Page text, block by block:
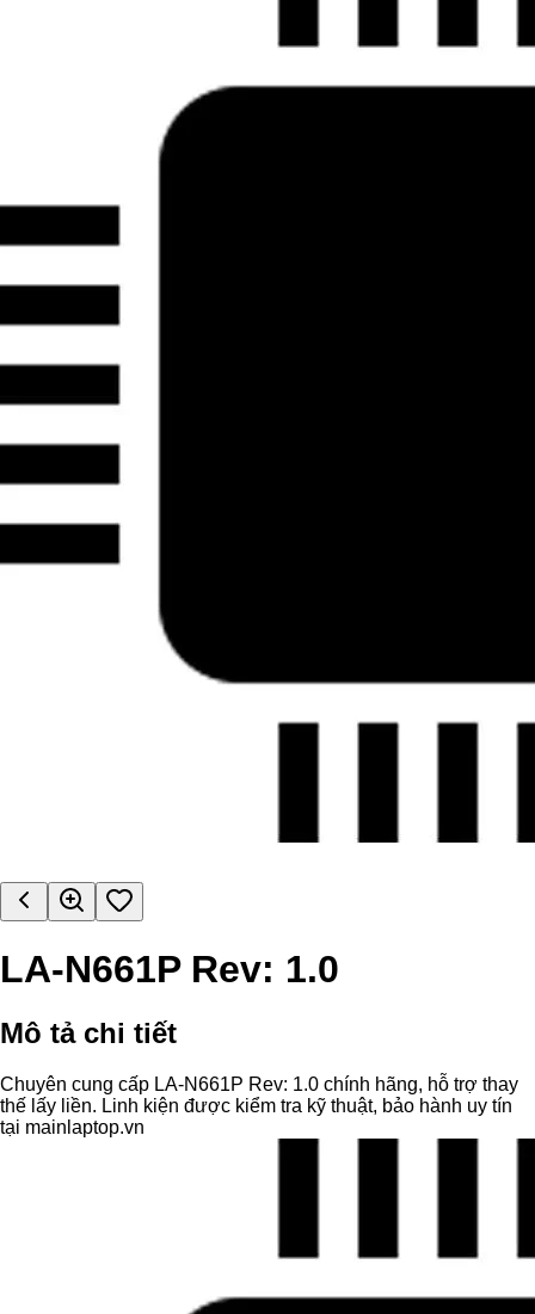
LA-N661P Rev: 1.0
Mô tả chi tiết
Chuyên cung cấp LA-N661P Rev: 1.0 chính hãng, hỗ trợ thay
thế lấy liền. Linh kiện được kiểm tra kỹ thuật, bảo hành uy tín
tại mainlaptop.vn